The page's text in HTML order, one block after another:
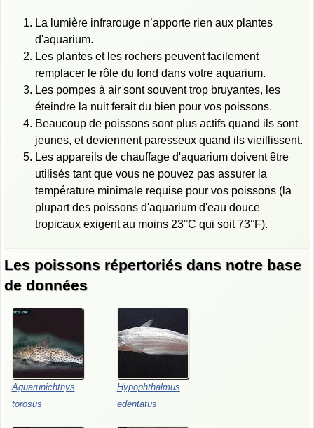
La lumière infrarouge n’apporte rien aux plantes
d'aquarium.
Les plantes et les rochers peuvent facilement
remplacer le rôle du fond dans votre aquarium.
Les pompes à air sont souvent trop bruyantes, les
éteindre la nuit ferait du bien pour vos poissons.
Beaucoup de poissons sont plus actifs quand ils sont
jeunes, et deviennent paresseux quand ils vieillissent.
Les appareils de chauffage d'aquarium doivent être
utilisés tant que vous ne pouvez pas assurer la
température minimale requise pour vos poissons (la
plupart des poissons d'aquarium d'eau douce
tropicaux exigent au moins 23°C qui soit 73°F).
Les poissons répertoriés dans notre base
de données
Aguarunichthys
torosus
Hypophthalmus
edentatus